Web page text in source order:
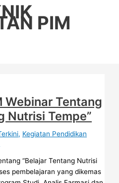
PIM
Webinar Tentang
Nutrisi Tempe”
, Kegiatan Pendidikan
“Belajar Tentang Nutrisi
pembelajaran yang dikemas